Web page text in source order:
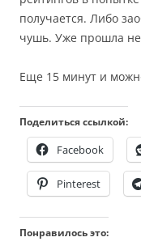
получается. Либо
чушь. Уже прошла
Еще 15 минут и
Поделиться ссылкой:
Facebook
Pinterest
Понравилось это: